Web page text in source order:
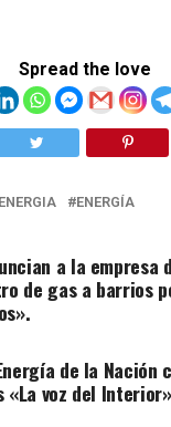
Spread the love
ENERGÍA
a la empresa
de gas a barrios
de la Nación
«La voz del